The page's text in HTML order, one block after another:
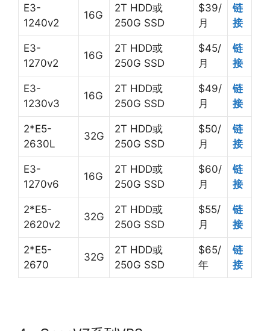
E3-
1240v2
16G
2T HDD或
250G SSD
$39/
月
链
接
E3-
1270v2
16G
2T HDD或
250G SSD
$45/
月
链
接
E3-
1230v3
16G
2T HDD或
250G SSD
$49/
月
链
接
2*E5-
2630L
32G
2T HDD或
250G SSD
$50/
月
链
接
E3-
1270v6
16G
2T HDD或
250G SSD
$60/
月
链
接
2*E5-
2620v2
32G
2T HDD或
250G SSD
$55/
月
链
接
2*E5-
2670
32G
2T HDD或
250G SSD
$65/
年
链
接